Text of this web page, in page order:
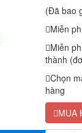
(Đã bao
Miễn
Miễn
thành
Chọn
hàng
MUA